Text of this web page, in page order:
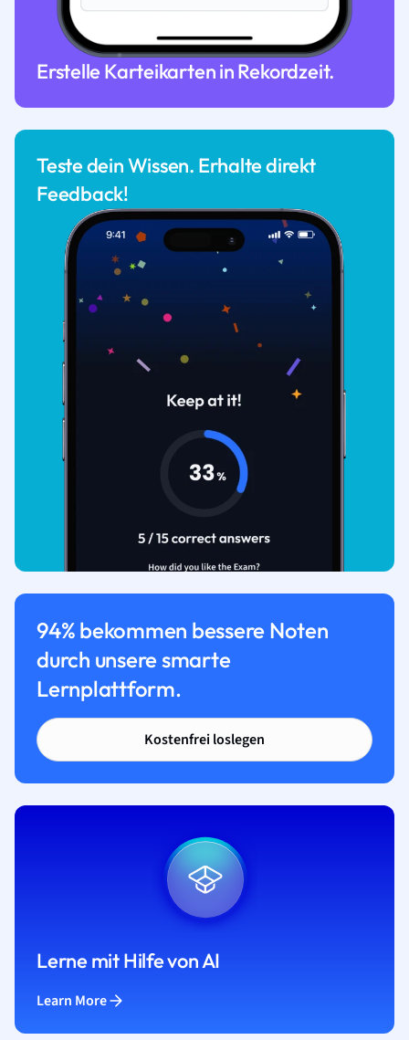
Erstelle Karteikarten in Rekordzeit.
Teste dein Wissen. Erhalte direkt
Feedback!
94% bekommen bessere Noten
durch unsere smarte
Lernplattform.
Kostenfrei loslegen
Lerne mit Hilfe von AI
Learn More